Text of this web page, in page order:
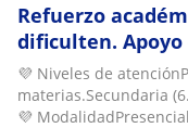
Refuerzo
dificulten. Apoyo
evaluaciones
💜 Niveles de
materias.Secundaria
💜